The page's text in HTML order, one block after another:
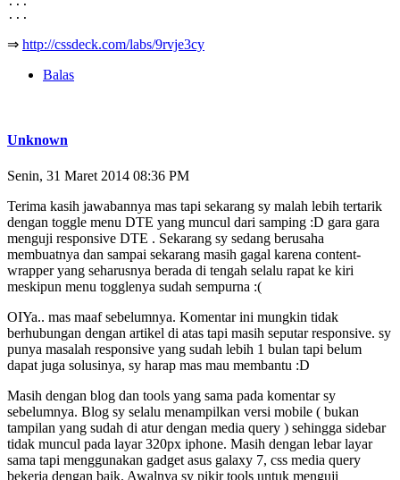
...
⇒ http://cssdeck.com/labs/9rvje3cy
Balas
Unknown
Senin, 31 Maret 2014 08:36 PM
Terima kasih jawabannya mas tapi sekarang sy malah lebih tertarik
dengan toggle menu DTE yang muncul dari samping :D gara gara
menguji responsive DTE . Sekarang sy sedang berusaha
membuatnya dan sampai sekarang masih gagal karena content-
wrapper yang seharusnya berada di tengah selalu rapat ke kiri
meskipun menu togglenya sudah sempurna :(
OIYa.. mas maaf sebelumnya. Komentar ini mungkin tidak
berhubungan dengan artikel di atas tapi masih seputar responsive. sy
punya masalah responsive yang sudah lebih 1 bulan tapi belum
dapat juga solusinya, sy harap mas mau membantu :D
Masih dengan blog dan tools yang sama pada komentar sy
sebelumnya. Blog sy selalu menampilkan versi mobile ( bukan
tampilan yang sudah di atur dengan media query ) sehingga sidebar
tidak muncul pada layar 320px iphone. Masih dengan lebar layar
sama tapi menggunakan gadget asus galaxy 7, css media query
bekerja dengan baik. Awalnya sy pikir tools untuk menguji